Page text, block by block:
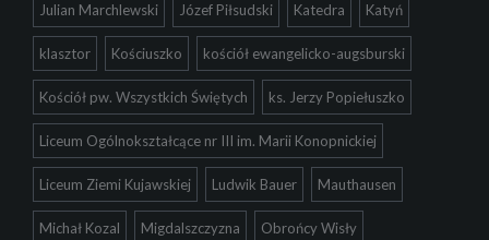
Julian Marchlewski Józef Piłsudski Katedra Katyń
klasztor Kościuszko kościół ewangelicko-augsburski
Kościół pw. Wszystkich Świętych ks. Jerzy Popiełuszko
Liceum Ogólnokształcące nr III im. Marii Konopnickiej
Liceum Ziemi Kujawskiej Ludwik Bauer Mauthausen
Michał Kozal Migdalszczyzna Obrońcy Wisły